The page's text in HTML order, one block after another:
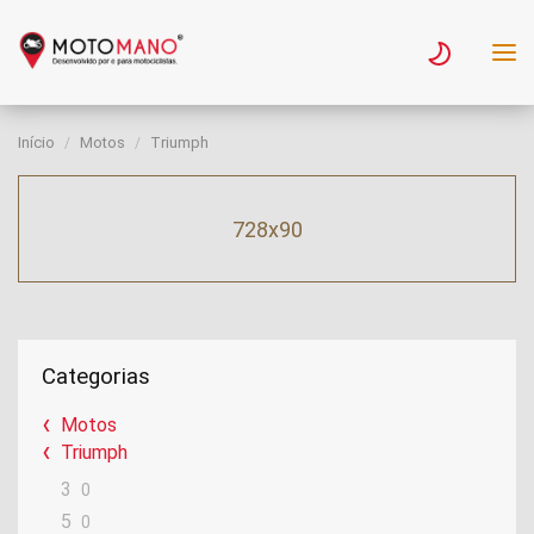
Início Motos Triumph
728x90
Categorias
Motos
Triumph
3
0
5 0